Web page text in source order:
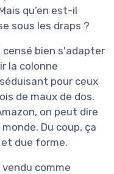
qu’en est-il
sous les draps ?
bien s'adapter
la colonne
pour ceux
de maux de dos.
on peut dire
Du coup, ça
due forme.
comme